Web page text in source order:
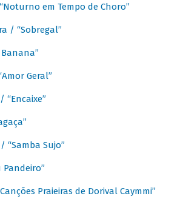
em Tempo de Choro”
/ “Sobregal”
Geral”
“Encaixe”
“Samba Sujo”
Pandeiro”
Praieiras de Dorival Caymmi”